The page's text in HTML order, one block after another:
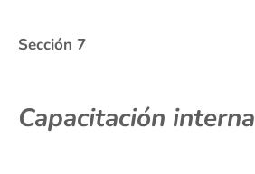
Sección 7
Capacitación interna